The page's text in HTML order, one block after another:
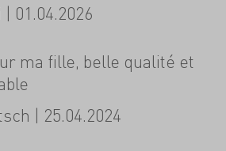
01.04.2026
ma fille, belle qualité et
| 25.04.2024